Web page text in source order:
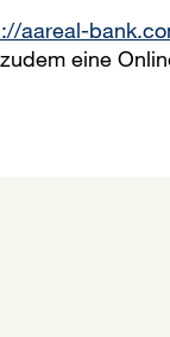
aareal-
eine